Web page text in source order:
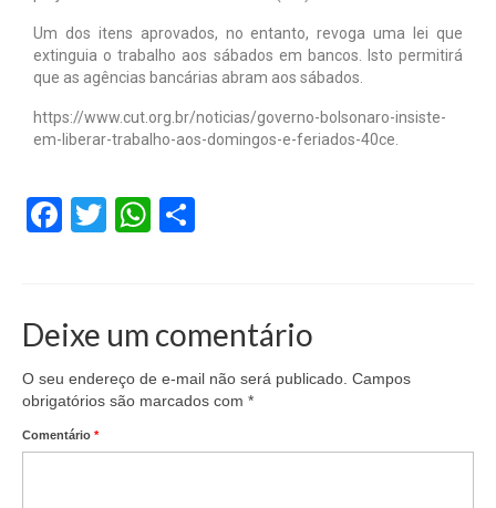
Um dos itens aprovados, no entanto, revoga uma lei que
extinguia o trabalho aos sábados em bancos. Isto permitirá
que as agências bancárias abram aos sábados.
https://www.cut.org.br/noticias/governo-bolsonaro-insiste-
em-liberar-trabalho-aos-domingos-e-feriados-40ce.
Facebook
TwitterWhatsApp
Deixe um comentário
O seu endereço de e-mail não será publicado. Campos
obrigatórios são marcados com *
Comentário *